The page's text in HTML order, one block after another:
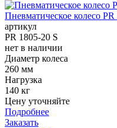
Пневматическое колесо PR
артикул
PR 1805-20 S
нет в наличии
Диаметр колеса
260 мм
Нагрузка
140 кг
Цену уточняйте
Подробнее
Заказать